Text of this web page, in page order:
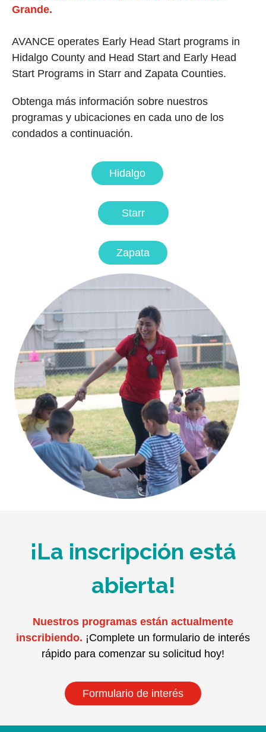
Grande.
AVANCE operates Early Head Start programs in
Hidalgo County and Head Start and Early Head
Start Programs in Starr and Zapata Counties.
Obtenga más información sobre nuestros
programas y ubicaciones en cada uno de los
condados a continuación.
Hidalgo
Starr
Zapata
¡La inscripción está
abierta!
Nuestros programas están actualmente
inscribiendo. ¡Complete un formulario de interés
rápido para comenzar su solicitud hoy!
Formulario de interés